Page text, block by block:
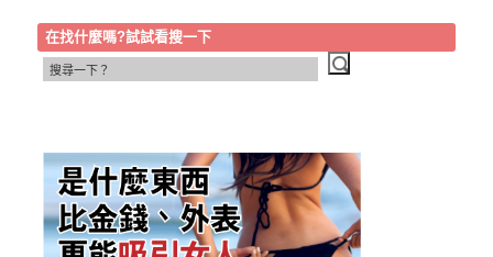
在找什麼嗎?試試看搜一下